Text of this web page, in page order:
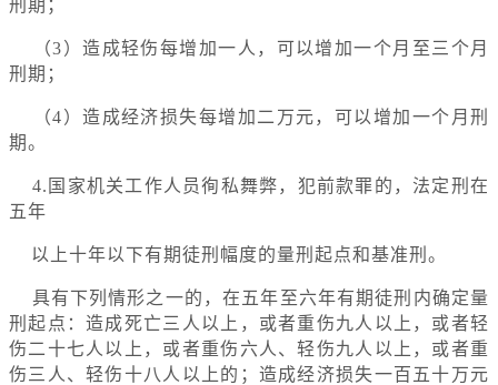
刑期；
（3）造成轻伤每增加一人，可以增加一个月至三个月
刑期；
（4）造成经济损失每增加二万元，可以增加一个月刑
期。
4.国家机关工作人员徇私舞弊，犯前款罪的，法定刑在
五年
以上十年以下有期徒刑幅度的量刑起点和基准刑。
具有下列情形之一的，在五年至六年有期徒刑内确定量
刑起点：造成死亡三人以上，或者重伤九人以上，或者轻
伤二十七人以上，或者重伤六人、轻伤九人以上，或者重
伤三人、轻伤十八人以上的；造成经济损失一百五十万元